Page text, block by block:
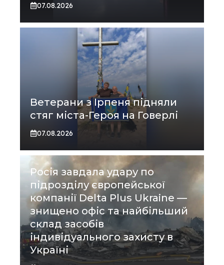
07.08.2026
Ветерани з Ірпеня підняли
стяг міста-Героя на Говерлі
07.08.2026
Росія завдала удару по
підрозділу європейської
компанії Delta Plus Ukraine —
знищено офіс та найбільший
склад засобів
індивідуального захисту в
Україні